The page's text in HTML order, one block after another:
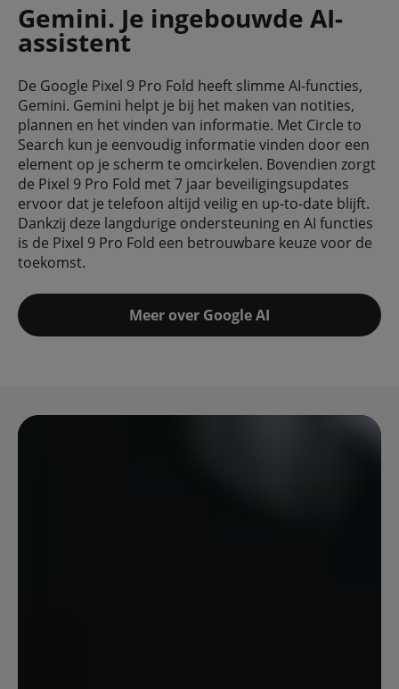
Gemini. Je ingebouwde AI-
assistent
De Google Pixel 9 Pro Fold heeft slimme AI-functies,
Gemini. Gemini helpt je bij het maken van notities,
plannen en het vinden van informatie. Met Circle to
Search kun je eenvoudig informatie vinden door een
element op je scherm te omcirkelen. Bovendien zorgt
de Pixel 9 Pro Fold met 7 jaar beveiligingsupdates
ervoor dat je telefoon altijd veilig en up-to-date blijft.
Dankzij deze langdurige ondersteuning en AI functies
is de Pixel 9 Pro Fold een betrouwbare keuze voor de
toekomst.
Meer over Google AI